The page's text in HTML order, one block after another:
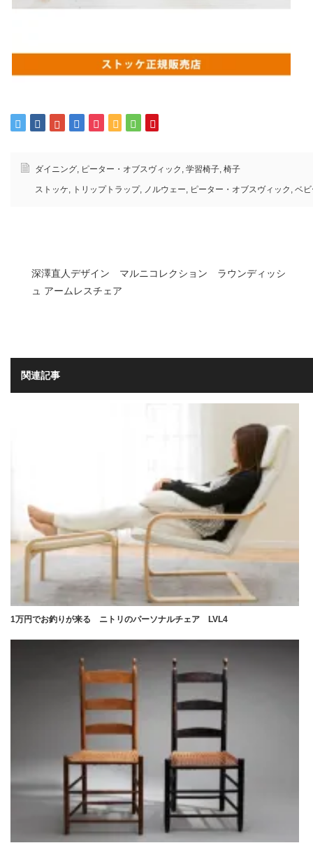
ダイニング, ピーター・オブスヴィック , 学習椅子, 椅子
ストッケ, トリップトラップ, ノルウェー, ピーター・オブスヴィック , ベ
深澤直人デザイン マルニコレクション ラウンディッシ
ュ アームレスチェア
関連記事
1万円でお釣りが来る ニトリのパーソナルチェア LVL4